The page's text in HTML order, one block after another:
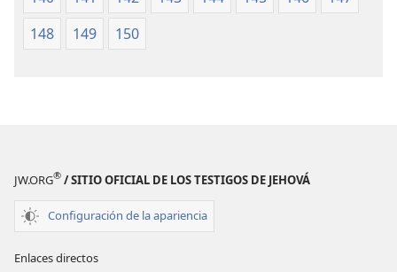
148
149 150
JW.ORG® / SITIO OFICIAL DE LOS TESTIGOS DE JEHOVÁ
Configuración de la apariencia
Enlaces directos